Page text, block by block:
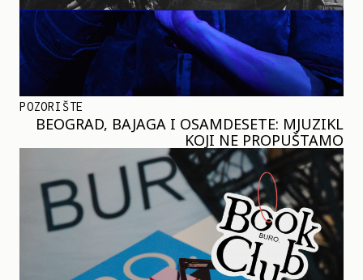
POZORIŠTE
BEOGRAD, BAJAGA I OSAMDESETE: MJUZIKL
KOJI NE PROPUŠTAMO